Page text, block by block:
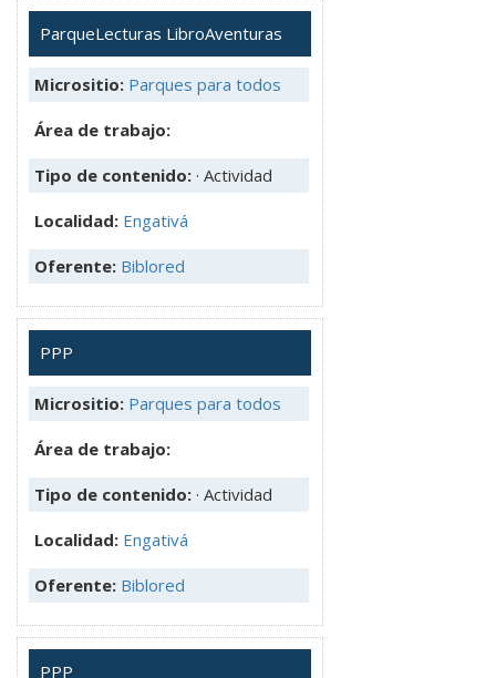
ParqueLecturas LibroAventuras
Micrositio: Parques para todos
Área de trabajo:
Tipo de contenido: · Actividad
Localidad: Engativá
Oferente: Biblored
PPP
Micrositio: Parques para todos
Área de trabajo:
Tipo de contenido: · Actividad
Localidad: Engativá
Oferente: Biblored
PPP